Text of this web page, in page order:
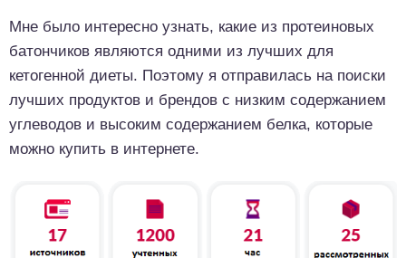
Мне было интересно узнать, какие из протеиновых
батончиков являются одними из лучших для
кетогенной диеты. Поэтому я отправилась на поиски
лучших продуктов и брендов с низким содержанием
углеводов и высоким содержанием белка, которые
можно купить в интернете.